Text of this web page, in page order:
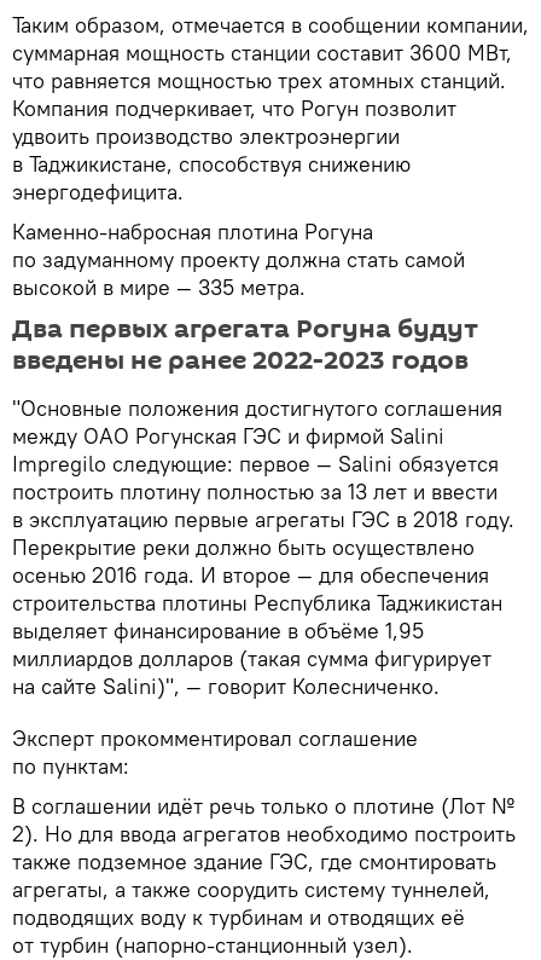
Таким образом, отмечается в сообщении компании,
суммарная мощность станции составит 3600 МВт,
что равняется мощностью трех атомных станций.
Компания подчеркивает, что Рогун позволит
удвоить производство электроэнергии
в Таджикистане, способствуя снижению
энергодефицита.
Каменно-набросная плотина Рогуна
по задуманному проекту должна стать самой
высокой в мире — 335 метра.
Два первых агрегата Рогуна будут
введены не ранее 2022-2023 годов
"Основные положения достигнутого соглашения
между ОАО Рогунская ГЭС и фирмой Salini
Impregilo следующие: первое — Salini обязуется
построить плотину полностью за 13 лет и ввести
в эксплуатацию первые агрегаты ГЭС в 2018 году.
Перекрытие реки должно быть осуществлено
осенью 2016 года. И второе — для обеспечения
строительства плотины Республика Таджикистан
выделяет финансирование в объёме 1,95
миллиардов долларов (такая сумма фигурирует
на сайте Salini)", — говорит Колесниченко.
Эксперт прокомментировал соглашение
по пунктам:
В соглашении идёт речь только о плотине (Лот №
2). Но для ввода агрегатов необходимо построить
также подземное здание ГЭС, где смонтировать
агрегаты, а также соорудить систему туннелей,
подводящих воду к турбинам и отводящих её
от турбин (напорно-станционный узел).